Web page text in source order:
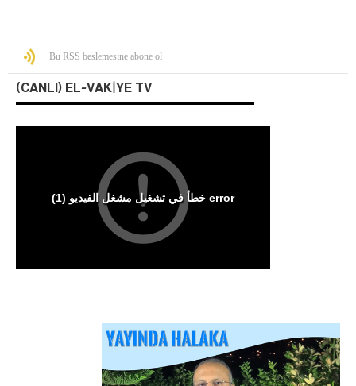
Bu RSS beslemesine abone ol
(CANLI) EL-VAKIYE TV
Arakan Müslümanları İslam Ümmetinden ve